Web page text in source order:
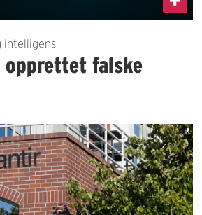
intelligens
falske